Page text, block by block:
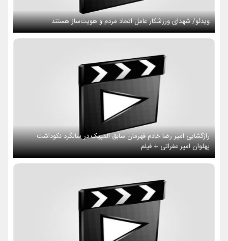
ویدئو/ شهدای ورزشکار عامل اتحاد مردم و هویت‌ساز هستند
رازگشایی امیر رضا خادم قهرمان سابق المپیک در سالگرد نکوداشت
پهلوان امیر عفراتی + فیلم